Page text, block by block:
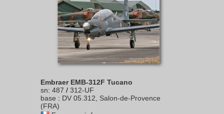
Embraer EMB-312F Tucano
sn: 487 / 312-UF
base : DV 05.312, Salon-de-Provence
(FRA)